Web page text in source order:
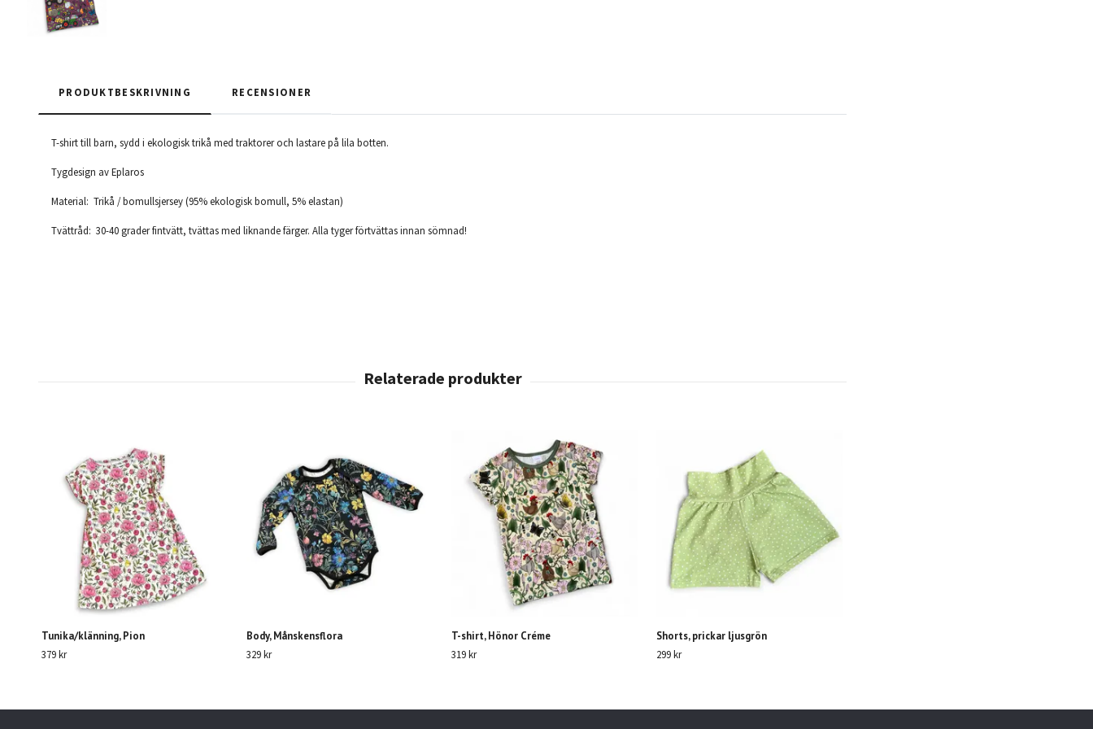
PRODUKTBESKRIVNING RECENSIONER
T-shirt till barn, sydd i ekologisk trikå med traktorer och lastare på lila botten.
Tygdesign av Eplaros
Material: Trikå / bomullsjersey (95% ekologisk bomull, 5% elastan)
Tvättråd: 30-40 grader fintvätt, tvättas med liknande färger. Alla tyger förtvättas innan sömnad!
Tunika/klänning, Pion
379 kr
Body, Månskensflora
329 kr
T-shirt, Hönor Créme
319 kr
Shorts, prickar ljusgrön
299 kr